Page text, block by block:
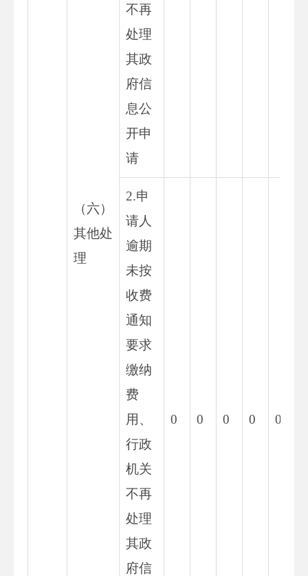
（六）
其他处
理
不再
处理
其政
府信
息公
开申
请
2.申
请人
逾期
未按
收费
通知
要求
缴纳
费
用、
行政
机关
不再
处理
其政
府信
0 0 0 0 0